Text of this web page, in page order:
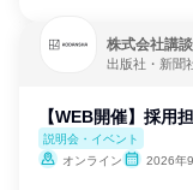
株式会社講
出版社・新聞
【WEB開催】採用
説明会・イベント
オンライン
2026年